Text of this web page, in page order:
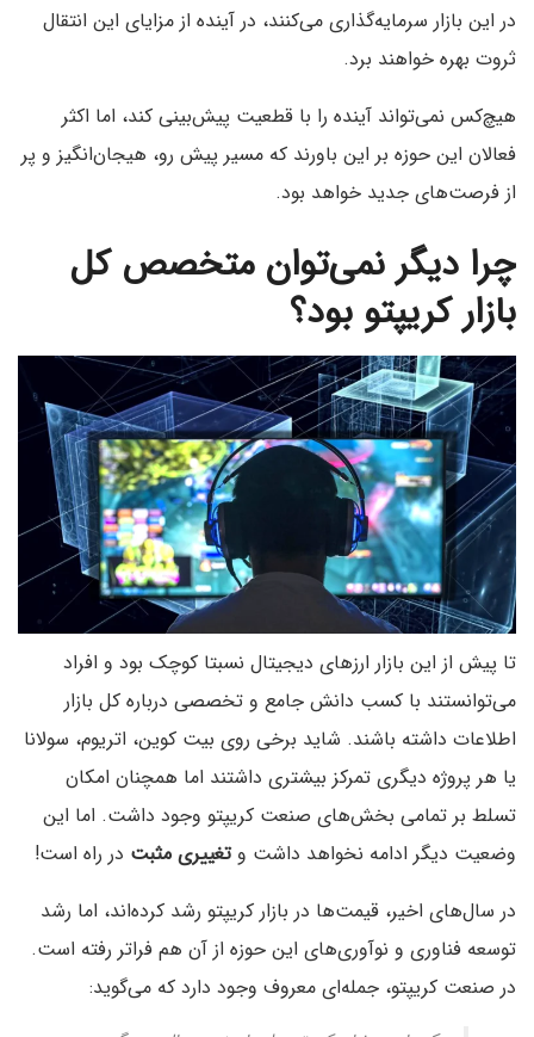
در این بازار سرمایه‌گذاری می‌کنند، در آینده از مزایای این انتقال
ثروت بهره خواهند برد.
هیچ‌کس نمی‌تواند آینده را با قطعیت پیش‌بینی کند، اما اکثر
فعالان این حوزه بر این باورند که مسیر پیش رو، هیجان‌انگیز و پر
از فرصت‌های جدید خواهد بود.
چرا دیگر نمی‌توان متخصص کل
بازار کریپتو بود؟
تا پیش از این بازار ارزهای دیجیتال نسبتا کوچک بود و افراد
می‌توانستند با کسب دانش جامع و تخصصی درباره کل بازار
اطلاعات داشته باشند. شاید برخی روی بیت کوین، اتریوم، سولانا
یا هر پروژه دیگری تمرکز بیشتری داشتند اما همچنان امکان
تسلط بر تمامی بخش‌های صنعت کریپتو وجود داشت. اما این
وضعیت دیگر ادامه نخواهد داشت وتغییری مثبت در راه است!
در سال‌های اخیر، قیمت‌ها در بازار کریپتو رشد کرده‌اند، اما رشد
توسعه فناوری و نوآوری‌های این حوزه از آن هم فراتر رفته است.
در صنعت کریپتو، جمله‌ای معروف وجود دارد که می‌گوید: